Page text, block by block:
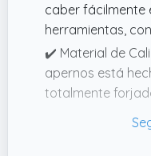
caber fácilmente
herramientas,
✔️ Material de
apernos está
totalmente